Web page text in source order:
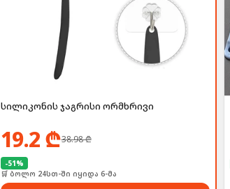
სილიკონის ჯაგრისი ორმხრივი
19.2₾38.98₾
-51%
🛒 ბოლო 24სთ-ში იყიდა 6-მა